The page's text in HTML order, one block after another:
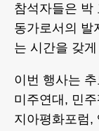
참석자들은 박
동가로서의 발
는 시간을 갖
이번 행사는
미주연대, 민
지아평화포럼,